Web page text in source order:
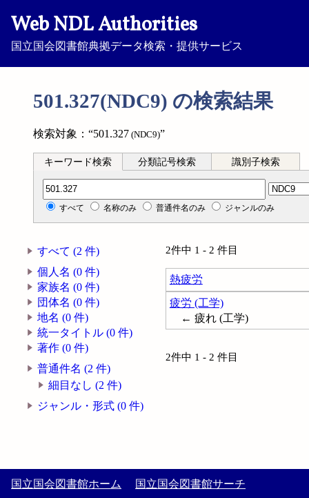
Web NDL Authorities
国立国会図書館典拠データ検索・提供サービス
501.327(NDC9) の検索結果
検索対象：“501.327 (NDC9)”
キーワード検索 分類記号検索 識別子検索
分類記号検索
すべて 名称のみ 普通件名のみ ジャンルのみ
すべて (2 件)
個人名 (0 件)
家族名 (0 件)
団体名 (0 件)
地名 (0 件)
統一タイトル (0 件)
著作 (0 件)
普通件名 (2 件)
細目なし (2 件)
ジャンル・形式 (0 件)
2件中 1 - 2 件目
熱疲労
疲労 (工学)
← 疲れ (工学)
2件中 1 - 2 件目
国立国会図書館ホーム 国立国会図書館サーチ